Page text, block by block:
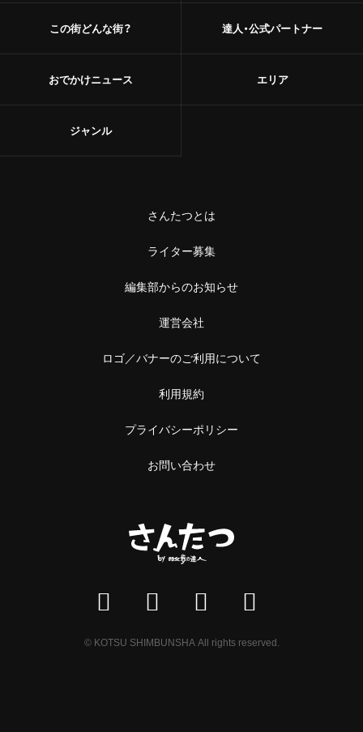
この街どんな街？
おでかけニュース
達人・公式パートナー
エリア
ジャンル
さんたつとは
ライター募集
編集部からのお知らせ
運営会社
ロゴ／バナーのご利用について
利用規約
プライバシーポリシー
お問い合わせ
© KOTSU SHIMBUNSHA All rights reserved.